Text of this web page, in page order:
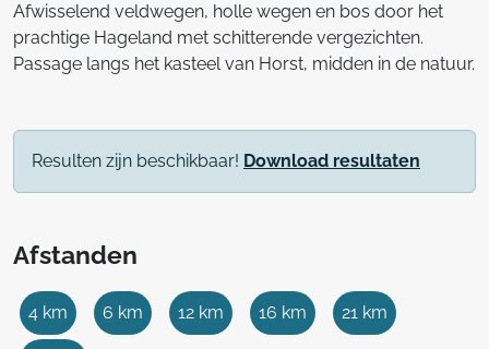
Afwisselend veldwegen, holle wegen en bos door het
prachtige Hageland met schitterende vergezichten.
Passage langs het kasteel van Horst, midden in de natuur.
Resulten zijn beschikbaar! Download resultaten
Afstanden
4 km 6 km 12 km 16 km 21 km